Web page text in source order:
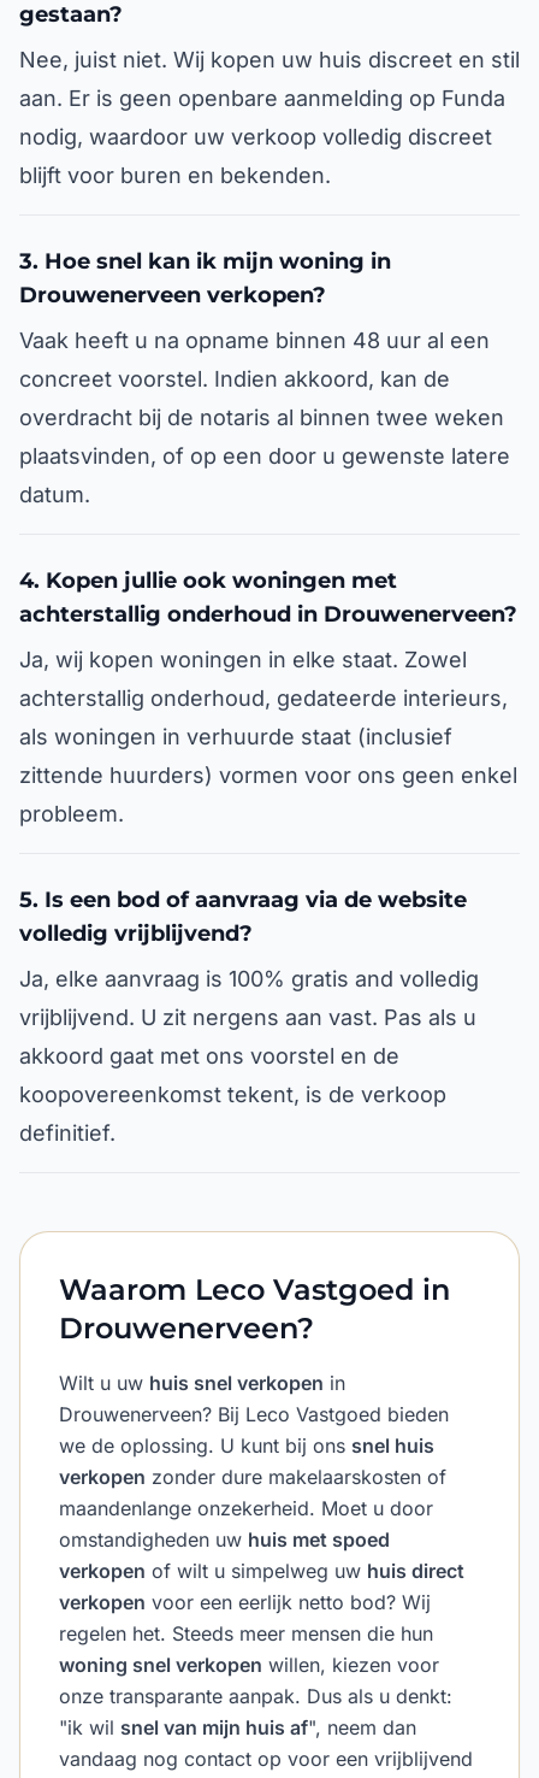
gestaan?
Nee, juist niet. Wij kopen uw huis discreet en stil
aan. Er is geen openbare aanmelding op Funda
nodig, waardoor uw verkoop volledig discreet
blijft voor buren en bekenden.
3. Hoe snel kan ik mijn woning in
Drouwenerveen verkopen?
Vaak heeft u na opname binnen 48 uur al een
concreet voorstel. Indien akkoord, kan de
overdracht bij de notaris al binnen twee weken
plaatsvinden, of op een door u gewenste latere
datum.
4. Kopen jullie ook woningen met
achterstallig onderhoud in Drouwenerveen?
Ja, wij kopen woningen in elke staat. Zowel
achterstallig onderhoud, gedateerde interieurs,
als woningen in verhuurde staat (inclusief
zittende huurders) vormen voor ons geen enkel
probleem.
5. Is een bod of aanvraag via de website
volledig vrijblijvend?
Ja, elke aanvraag is 100% gratis and volledig
vrijblijvend. U zit nergens aan vast. Pas als u
akkoord gaat met ons voorstel en de
koopovereenkomst tekent, is de verkoop
definitief.
Waarom Leco Vastgoed in
Drouwenerveen?
Wilt u uw huis snel verkopen in
Drouwenerveen? Bij Leco Vastgoed bieden
we de oplossing. U kunt bij ons snel huis
verkopen zonder dure makelaarskosten of
maandenlange onzekerheid. Moet u door
omstandigheden uw huis met spoed
verkopen of wilt u simpelweg uw huis direct
verkopen voor een eerlijk netto bod? Wij
regelen het. Steeds meer mensen die hun
woning snel verkopen willen, kiezen voor
onze transparante aanpak. Dus als u denkt:
"ik wil snel van mijn huis af", neem dan
vandaag nog contact op voor een vrijblijvend